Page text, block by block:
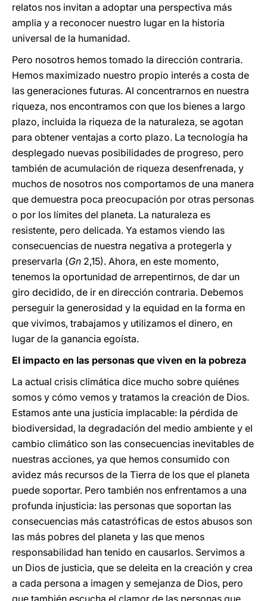
relatos nos invitan a adoptar una perspectiva más
amplia y a reconocer nuestro lugar en la historia
universal de la humanidad.
Pero nosotros hemos tomado la dirección contraria.
Hemos maximizado nuestro propio interés a costa de
las generaciones futuras. Al concentrarnos en nuestra
riqueza, nos encontramos con que los bienes a largo
plazo, incluida la riqueza de la naturaleza, se agotan
para obtener ventajas a corto plazo. La tecnología ha
desplegado nuevas posibilidades de progreso, pero
también de acumulación de riqueza desenfrenada, y
muchos de nosotros nos comportamos de una manera
que demuestra poca preocupación por otras personas
o por los límites del planeta. La naturaleza es
resistente, pero delicada. Ya estamos viendo las
consecuencias de nuestra negativa a protegerla y
preservarla (Gn 2,15). Ahora, en este momento,
tenemos la oportunidad de arrepentirnos, de dar un
giro decidido, de ir en dirección contraria. Debemos
perseguir la generosidad y la equidad en la forma en
que vivimos, trabajamos y utilizamos el dinero, en
lugar de la ganancia egoísta.
El impacto en las personas que viven en la pobreza
La actual crisis climática dice mucho sobre quiénes
somos y cómo vemos y tratamos la creación de Dios.
Estamos ante una justicia implacable: la pérdida de
biodiversidad, la degradación del medio ambiente y el
cambio climático son las consecuencias inevitables de
nuestras acciones, ya que hemos consumido con
avidez más recursos de la Tierra de los que el planeta
puede soportar. Pero también nos enfrentamos a una
profunda injusticia: las personas que soportan las
consecuencias más catastróficas de estos abusos son
las más pobres del planeta y las que menos
responsabilidad han tenido en causarlos. Servimos a
un Dios de justicia, que se deleita en la creación y crea
a cada persona a imagen y semejanza de Dios, pero
que también escucha el clamor de las personas que